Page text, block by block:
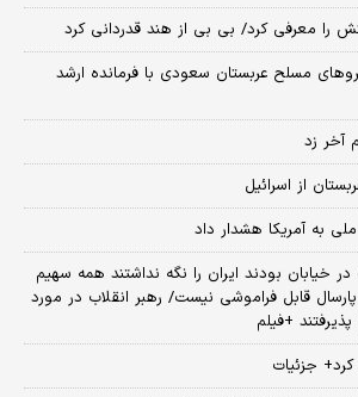
را معرفی کرد/ بی بی از هند قدردانی کرد
مسلح عربستان سعودی با فرمانده ارشد
آخر زد
از اسرائیل
به آمریکا هشدار داد
خیابان بودند ایران را نگه نداشتند همه سهیم
قابل فراموشی نیست/ رهبر انقلاب در مورد
+فیلم
کرد+ جزئیات